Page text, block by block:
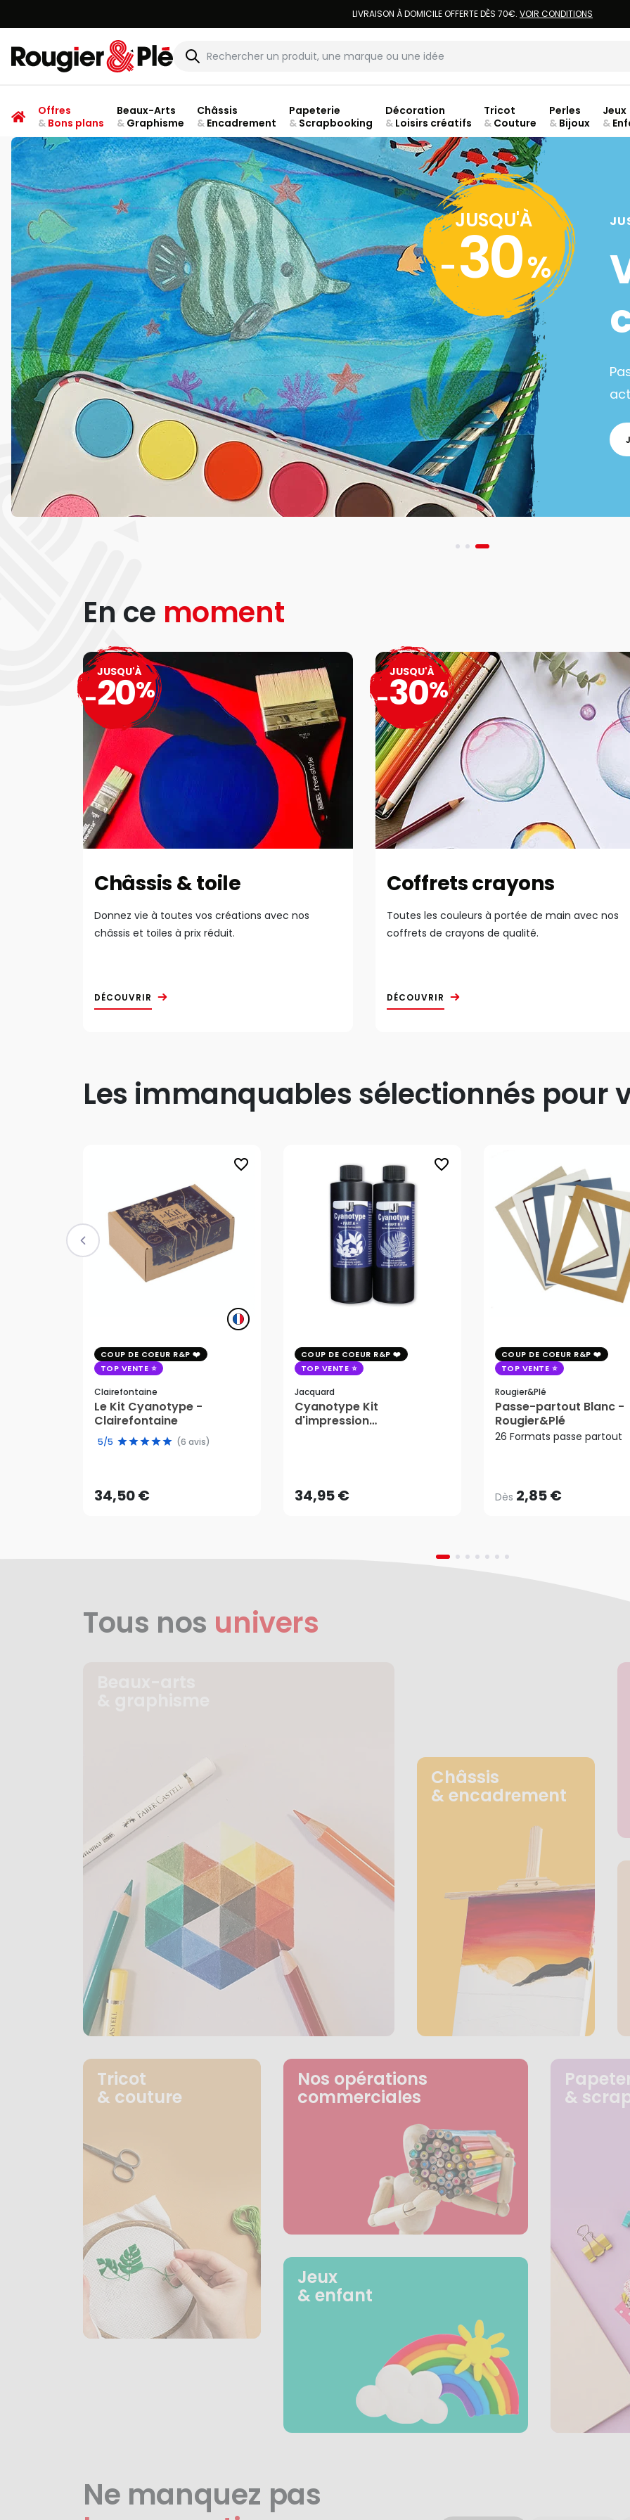
LIVRAISON À DOMICILE OFFERTE DÈS 70€. VOIR CONDITIONS
Rougier & Plé
Offres
&Bons plans
Beaux-Arts
&Graphisme
Châssis
&Encadrement
Papeterie
&Scrapbooking
Décoration
&Loisirs créatifs
Tricot
& Couture
Perles
& Bijoux
Jeux
&
JUSQU'À
-30%
En ce moment
Châssis & toile
Donnez vie à toutes vos créations avec nos
châssis et toiles à prix réduit.
DÉCOUVRIR
JUSQU'À
-20%
Coffrets crayons
Toutes les couleurs à portée de main avec nos
coffrets de crayons de qualité.
DÉCOUVRIR
JUSQU'À
-30%
Les immanquables sélectionnés pour
favorite_border
COUP DE COEUR R&P
TOP VENTE
Clairefontaine
Le Kit Cyanotype -
Clairefontaine
5/5 (6 avis)
34,50 €AJOUTER AU PANIER
favorite_border
COUP DE COEUR R&P
TOP VENTE
Jacquard
Cyanotype Kit
d'impression
34,95 €AJOUTER AU PANIER
COUP DE COEUR R&P
TOP VENTE
Rougier&plé
Passe-partout Blanc -
Rougier&Plé
26 Formats passe partout
Dès 2,85 €
2,85 €
Tous nos univers
Châssis
& encadrement
Tricot
& couture
Nos opérations
commerciales
Jeux
& enfant
&
Ne manquez pas